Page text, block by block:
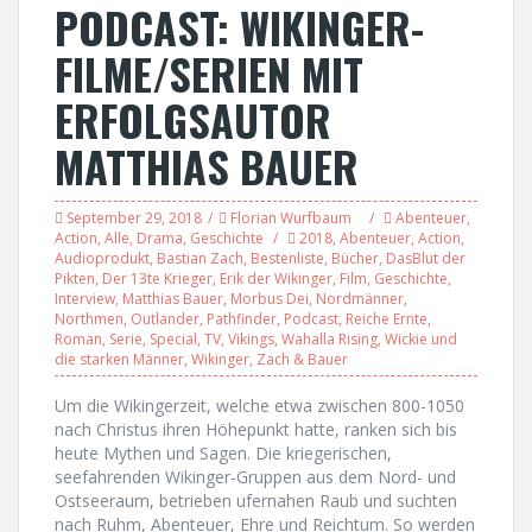
PODCAST: WIKINGER-
FILME/SERIEN MIT
ERFOLGSAUTOR
MATTHIAS BAUER
September 29, 2018 Florian Wurfbaum Abenteuer,
Action, Alle, Drama, Geschichte 2018, Abenteuer, Action,
Audioprodukt, Bastian Zach, Bestenliste, Bücher, DasBlut der
Pikten, Der 13te Krieger, Erik der Wikinger, Film, Geschichte,
Interview, Matthias Bauer, Morbus Dei, Nordmänner,
Northmen, Outlander, Pathfinder, Podcast, Reiche Ernte,
Roman, Serie, Special, TV, Vikings, Wahalla Rising, Wickie und
die starken Männer, Wikinger, Zach & Bauer
Um die Wikingerzeit, welche etwa zwischen 800-1050
nach Christus ihren Höhepunkt hatte, ranken sich bis
heute Mythen und Sagen. Die kriegerischen,
seefahrenden Wikinger-Gruppen aus dem Nord- und
Ostseeraum, betrieben ufernahen Raub und suchten
nach Ruhm, Abenteuer, Ehre und Reichtum. So werden